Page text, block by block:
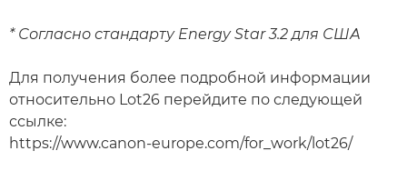
* Согласно стандарту Energy Star 3.2 для США
Для получения более подробной информации
относительно Lot26 перейдите по следующей
ссылке:
https://www.canon-europe.com/for_work/lot26/